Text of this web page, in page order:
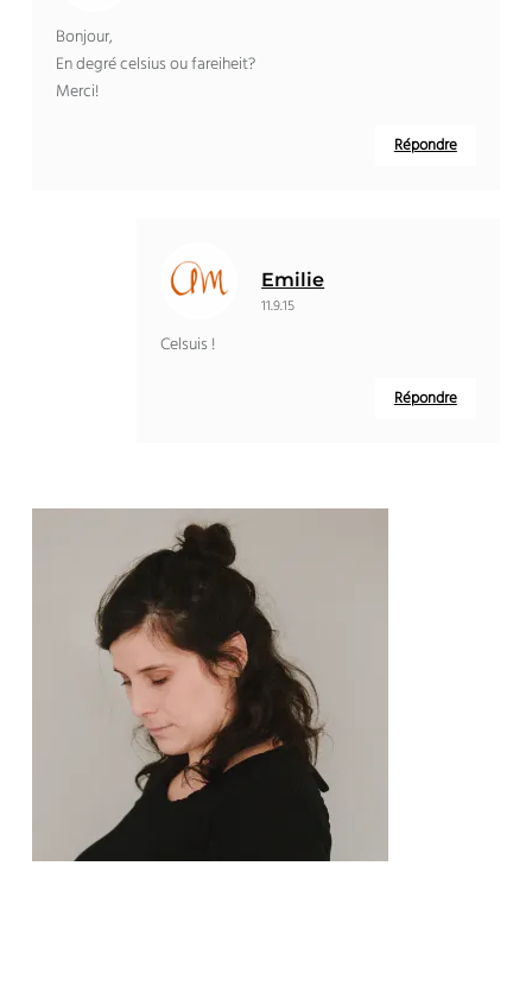
Bonjour,
En degré celsius ou fareiheit?
Merci!
Répondre
Emilie
11.9.15
Celsuis !
Répondre